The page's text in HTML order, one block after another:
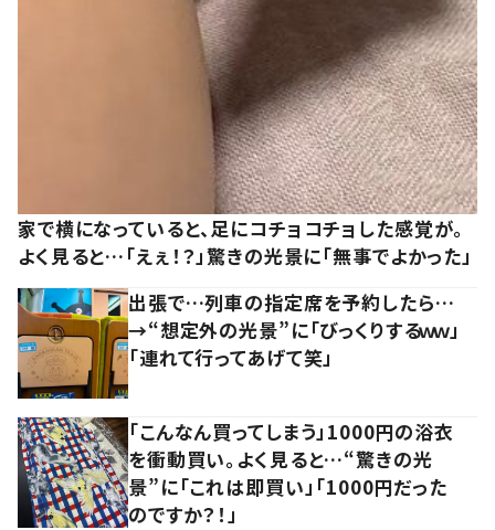
家で横になっていると、足にコチョコチョした感覚が。
よく見ると…「えぇ！？」驚きの光景に「無事でよかった」
出張で…列車の指定席を予約したら…
→“想定外の光景”に「びっくりするｗｗ」
「連れて行ってあげて笑」
「こんなん買ってしまう」1000円の浴衣
を衝動買い。よく見ると…“驚きの光
景”に「これは即買い」「1000円だった
のですか？！」